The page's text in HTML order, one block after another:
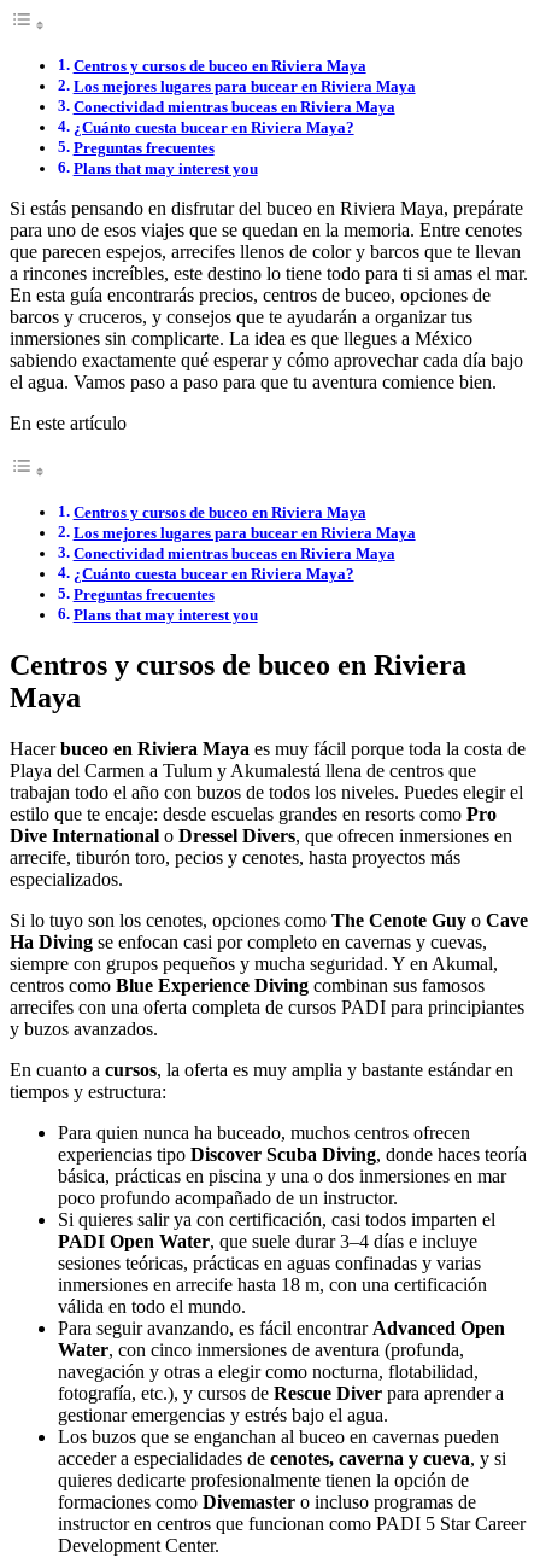
Centros y cursos de buceo en Riviera Maya
Los mejores lugares para bucear en Riviera Maya
Conectividad mientras buceas en Riviera Maya
¿Cuánto cuesta bucear en Riviera Maya?
Preguntas frecuentes
Plans that may interest you
Si estás pensando en disfrutar del buceo en Riviera Maya, prepárate
para uno de esos viajes que se quedan en la memoria. Entre cenotes
que parecen espejos, arrecifes llenos de color y barcos que te llevan
a rincones increíbles, este destino lo tiene todo para ti si amas el mar.
En esta guía encontrarás precios, centros de buceo, opciones de
barcos y cruceros, y consejos que te ayudarán a organizar tus
inmersiones sin complicarte. La idea es que llegues a México
sabiendo exactamente qué esperar y cómo aprovechar cada día bajo
el agua. Vamos paso a paso para que tu aventura comience bien.
En este artículo
Centros y cursos de buceo en Riviera Maya
Los mejores lugares para bucear en Riviera Maya
Conectividad mientras buceas en Riviera Maya
¿Cuánto cuesta bucear en Riviera Maya?
Preguntas frecuentes
Plans that may interest you
Centros y cursos de buceo en Riviera
Maya
Hacerbuceo en Riviera Maya es muy fácil porque toda la costa de
Playa del Carmen a Tulum y Akumalestá llena de centros que
trabajan todo el año con buzos de todos los niveles. Puedes elegir el
estilo que te encaje: desde escuelas grandes en resorts como Pro
Dive International o Dressel Divers, que ofrecen inmersiones en
arrecife, tiburón toro, pecios y cenotes, hasta proyectos más
especializados.
Si lo tuyo son los cenotes, opciones como The Cenote Guy o Cave
Ha Diving se enfocan casi por completo en cavernas y cuevas,
siempre con grupos pequeños y mucha seguridad. Y en Akumal,
centros como Blue Experience Diving combinan sus famosos
arrecifes con una oferta completa de cursos PADI para principiantes
y buzos avanzados.
En cuanto a cursos, la oferta es muy amplia y bastante estándar en
tiempos y estructura:
Para quien nunca ha buceado, muchos centros ofrecen
experiencias tipo Discover Scuba Diving, donde haces teoría
básica, prácticas en piscina y una o dos inmersiones en mar
poco profundo acompañado de un instructor.
Si quieres salir ya con certificación, casi todos imparten el
PADI Open Water, que suele durar 3–4 días e incluye
sesiones teóricas, prácticas en aguas confinadas y varias
inmersiones en arrecife hasta 18 m, con una certificación
válida en todo el mundo.
Para seguir avanzando, es fácil encontrar Advanced Open
Water, con cinco inmersiones de aventura (profunda,
navegación y otras a elegir como nocturna, flotabilidad,
fotografía, etc.), y cursos de Rescue Diver para aprender a
gestionar emergencias y estrés bajo el agua.
Los buzos que se enganchan al buceo en cavernas pueden
acceder a especialidades de cenotes, caverna y cueva, y si
quieres dedicarte profesionalmente tienen la opción de
formaciones como Divemaster o incluso programas de
instructor en centros que funcionan como PADI 5 Star Career
Development Center.